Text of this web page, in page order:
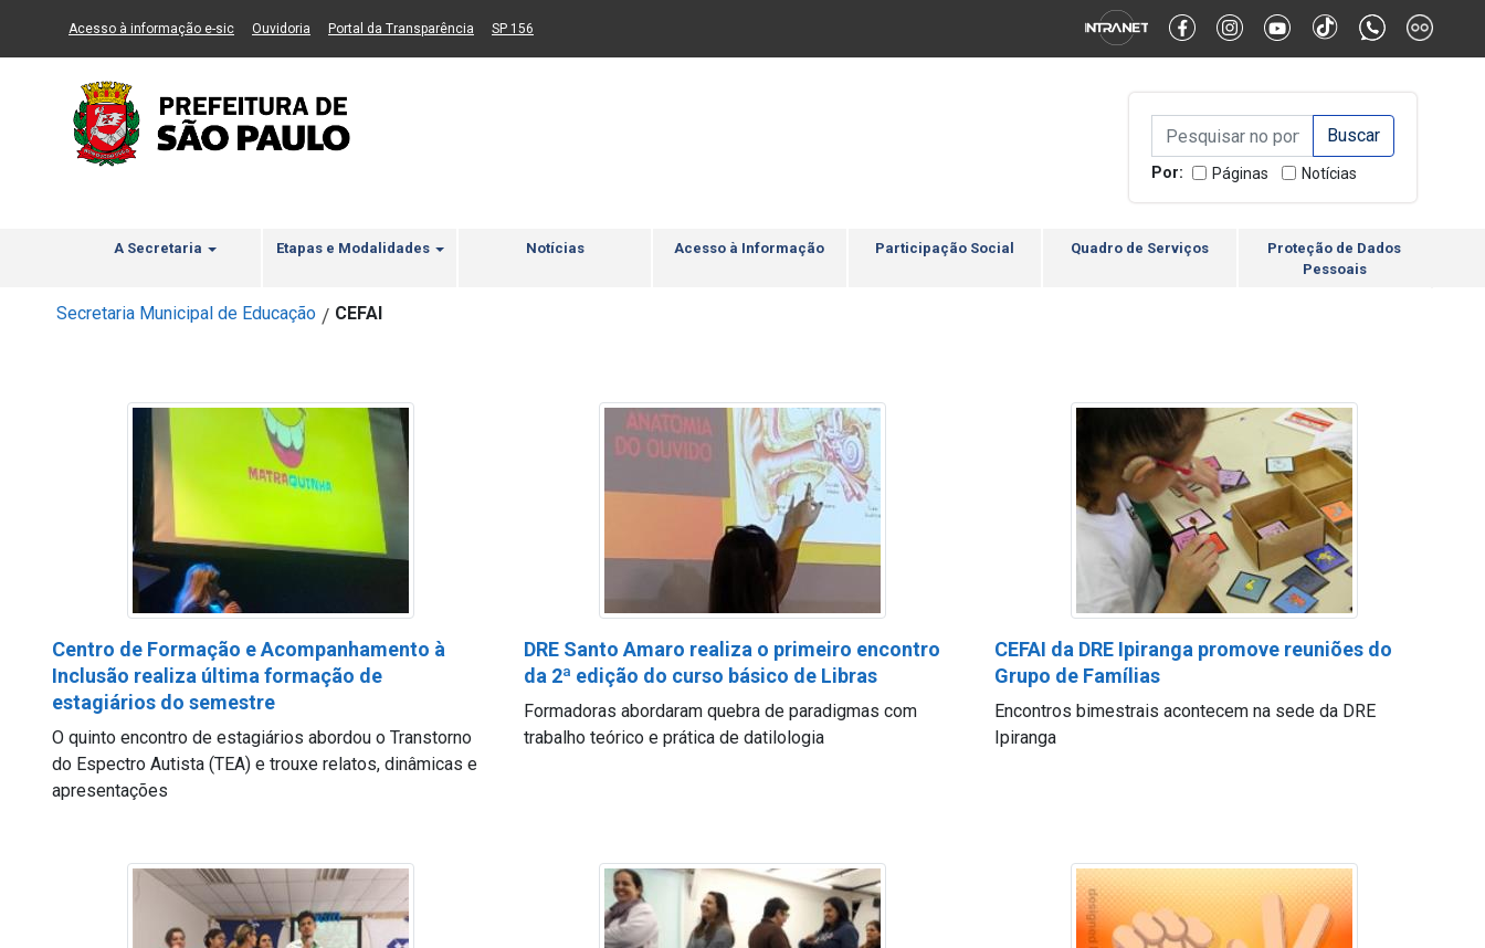
Ir ao Conteúdo Ir para menu principal 2 Ir para busca Ir para rodapé Alternar Alto Contraste Alternar Tamanho da Fonte
Acesso à informação e-sic(Link para um novo sítio)
Ouvidoria (Link para um novo sítio)
Portal da Transparência (Link para um novo sítio)
SP 156
Campo de Busca de
Campo de Busca de informaçõesEnviar a Busca
Por: Páginas Notícias
A Secretaria Etapas e Modalidades Notícias Acesso à Informação Participação Social Quadro de Serviços
Proteção de Dados
Pessoais
Secretaria Municipal de Educação / CEFAI
Centro de Formação e Acompanhamento à
Inclusão realiza última formação de
estagiários do semestre
O quinto encontro de estagiários abordou o Transtorno
do Espectro Autista (TEA) e trouxe relatos, dinâmicas e
apresentações
DRE Santo Amaro realiza o primeiro encontro
da 2ª edição do curso básico de Libras
Formadoras abordaram quebra de paradigmas com
trabalho teórico e prática de datilologia
CEFAI da DRE Ipiranga promove reuniões do
Grupo de Famílias
Encontros bimestrais acontecem na sede da DRE
Ipiranga